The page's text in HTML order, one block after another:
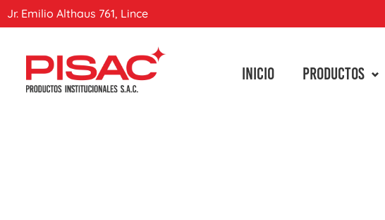
Jr. Emilio Althaus 761, Lince
INICIO PRODUCTOS